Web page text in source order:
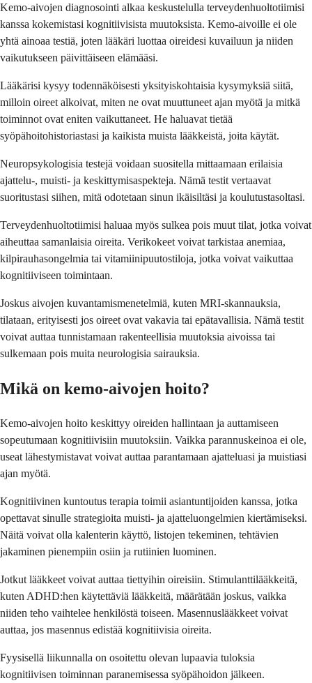
Kemo-aivojen diagnosointi alkaa keskustelulla terveydenhuoltotiimisi
kanssa kokemistasi kognitiivisista muutoksista. Kemo-aivoille ei ole
yhtä ainoaa testiä, joten lääkäri luottaa oireidesi kuvailuun ja niiden
vaikutukseen päivittäiseen elämääsi.
Lääkärisi kysyy todennäköisesti yksityiskohtaisia ​​kysymyksiä siitä,
milloin oireet alkoivat, miten ne ovat muuttuneet ajan myötä ja mitkä
toiminnot ovat eniten vaikuttaneet. He haluavat tietää
syöpähoitohistoriastasi ja kaikista muista lääkkeistä, joita käytät.
Neuropsykologisia testejä voidaan suositella mittaamaan erilaisia ​​
ajattelu-, muisti- ja keskittymisaspekteja. Nämä testit vertaavat
suoritustasi siihen, mitä odotetaan sinun ikäisiltäsi ja koulutustasoltasi.
Terveydenhuoltotiimisi haluaa myös sulkea pois muut tilat, jotka voivat
aiheuttaa samanlaisia ​​oireita. Verikokeet voivat tarkistaa anemiaa,
kilpirauhasongelmia tai vitamiinipuutostiloja, jotka voivat vaikuttaa
kognitiiviseen toimintaan.
Joskus aivojen kuvantamismenetelmiä, kuten MRI-skannauksia,
tilataan, erityisesti jos oireet ovat vakavia tai epätavallisia. Nämä testit
voivat auttaa tunnistamaan rakenteellisia muutoksia aivoissa tai
sulkemaan pois muita neurologisia sairauksia.
Mikä on kemo-aivojen hoito?
Kemo-aivojen hoito keskittyy oireiden hallintaan ja auttamiseen
sopeutumaan kognitiivisiin muutoksiin. Vaikka parannuskeinoa ei ole,
useat lähestymistavat voivat auttaa parantamaan ajatteluasi ja muistiasi
ajan myötä.
Kognitiivinen kuntoutus terapia toimii asiantuntijoiden kanssa, jotka
opettavat sinulle strategioita muisti- ja ajatteluongelmien kiertämiseksi.
Näitä voivat olla kalenterin käyttö, listojen tekeminen, tehtävien
jakaminen pienempiin osiin ja rutiinien luominen.
Jotkut lääkkeet voivat auttaa tiettyihin oireisiin. Stimulanttilääkkeitä,
kuten ADHD:hen käytettäviä lääkkeitä, määrätään joskus, vaikka
niiden teho vaihtelee henkilöstä toiseen. Masennuslääkkeet voivat
auttaa, jos masennus edistää kognitiivisia oireita.
Fyysisellä liikunnalla on osoitettu olevan lupaavia tuloksia
kognitiivisen toiminnan paranemisessa syöpähoidon jälkeen.